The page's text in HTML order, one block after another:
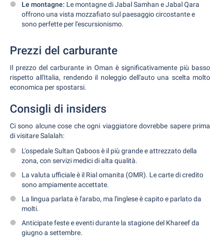
Le montagne: Le montagne di Jabal Samhan e Jabal Qara
offrono una vista mozzafiato sul paesaggio circostante e
sono perfette per l'escursionismo.
Prezzi del carburante
Il prezzo del carburante in Oman è significativamente più basso
rispetto all'Italia, rendendo il noleggio dell'auto una scelta molto
economica per spostarsi.
Consigli di insiders
Ci sono alcune cose che ogni viaggiatore dovrebbe sapere prima
di visitare Salalah:
L'ospedale Sultan Qaboos è il più grande e attrezzato della
zona, con servizi medici di alta qualità.
La valuta ufficiale è il Rial omanita (OMR). Le carte di credito
sono ampiamente accettate.
La lingua parlata è l'arabo, ma l'inglese è capito e parlato da
molti.
Anticipate feste e eventi durante la stagione del Khareef da
giugno a settembre.